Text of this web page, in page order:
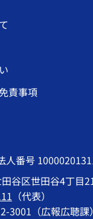
責事項
人番号
谷区世田谷4丁目
（代表）
3001（広報広聴課）